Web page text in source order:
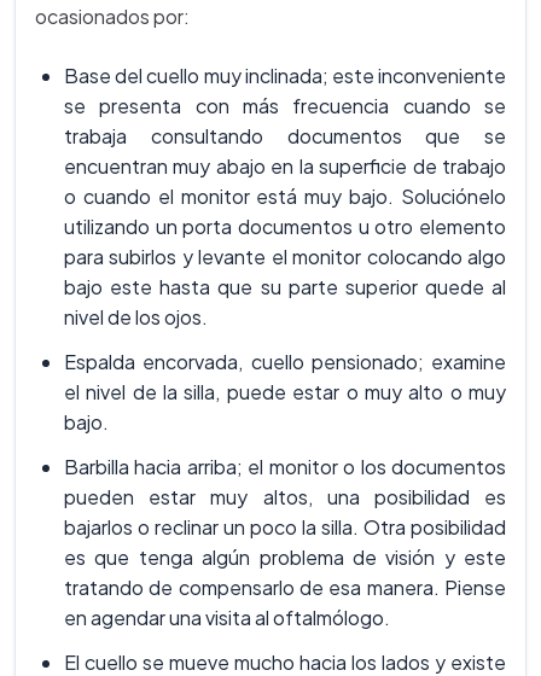
ocasionados por:
Base del cuello muy inclinada; este inconveniente
se presenta con más frecuencia cuando se
trabaja consultando documentos que se
encuentran muy abajo en la superficie de trabajo
o cuando el monitor está muy bajo. Soluciónelo
utilizando un porta documentos u otro elemento
para subirlos y levante el monitor colocando algo
bajo este hasta que su parte superior quede al
nivel de los ojos.
Espalda encorvada, cuello pensionado; examine
el nivel de la silla, puede estar o muy alto o muy
bajo.
Barbilla hacia arriba; el monitor o los documentos
pueden estar muy altos, una posibilidad es
bajarlos o reclinar un poco la silla. Otra posibilidad
es que tenga algún problema de visión y este
tratando de compensarlo de esa manera. Piense
en agendar una visita al oftalmólogo.
El cuello se mueve mucho hacia los lados y existe